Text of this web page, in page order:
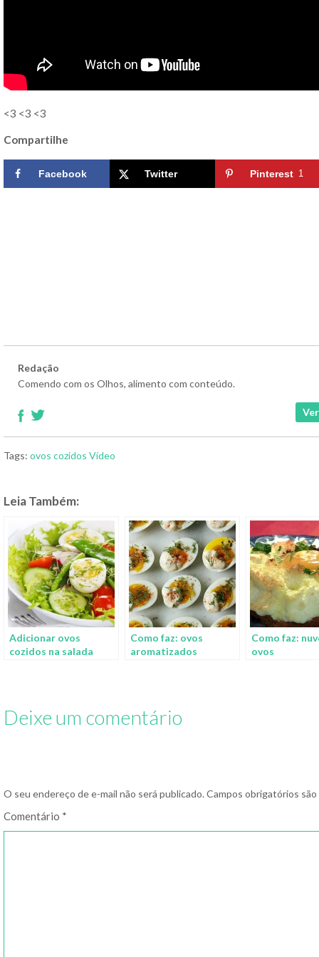
<3 <3 <3
Compartilhe
Facebook Twitter Pinterest 1
Redação
Comendo com os Olhos, alimento com conteúdo.
Tags: ovos cozidos Vídeo
Leia Também:
Adicionar ovos
cozidos na salada
Como faz: ovos
aromatizados
Como faz:
ovos
Deixe um comentário
O seu endereço de e-mail não será publicado. Campos obrigatórios
Comentário *